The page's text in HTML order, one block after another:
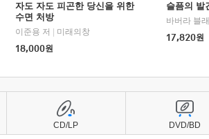
자도 자도 피곤한 당신을 위한
수면 처방
이준용 저
미래의창
18,000원
슬픔의 발
바버라 블
17,820원
CD/LP DVD/BD